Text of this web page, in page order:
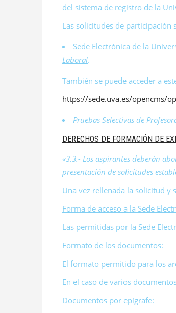
del sistema de registro de la
Las solicitudes de participación
Sede Electrónica de la
Laboral.
También se puede acceder a
https://sede.uva.es/opencms/
Pruebas Selectivas de
DERECHOS DE FORMACIÓN DE
«3.3.- Los aspirantes deberán
presentación de solicitudes
Una vez rellenada la solicitud y
Forma de acceso a la Sede
Las permitidas por la Sede
Formato de los documentos:
El formato permitido para los
En el caso de varios
Documentos por epígrafe: